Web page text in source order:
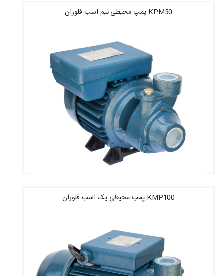
KPM50 پمپ محیطی نیم اسب فلوران
KMP100 پمپ محیطی یک اسب فلوران